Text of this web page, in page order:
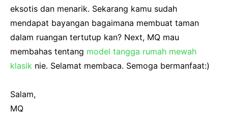
eksotis dan menarik. Sekarang kamu sudah
mendapat bayangan bagaimana membuat taman
dalam ruangan tertutup kan? Next, MQ mau
membahas tentang model tangga rumah mewah
klasik nie. Selamat membaca. Semoga bermanfaat:)
Salam,
MQ